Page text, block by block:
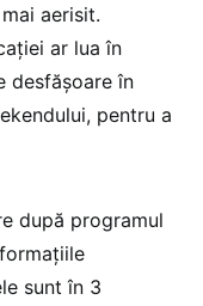
aerisit.
ar lua în
desfășoare în
pentru a
după programul
sunt în 3